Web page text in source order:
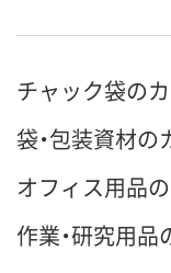
チャック袋の
袋・包装資材の
オフィス用品
作業・研究用